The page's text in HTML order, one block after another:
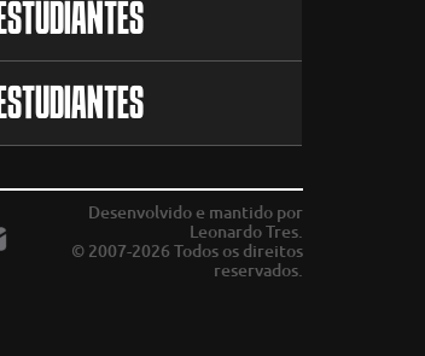
ESTUDIANTES
ESTUDIANTES
Desenvolvido e mantido por
Leonardo Tres.
© 2007-2026 Todos os direitos
reservados.